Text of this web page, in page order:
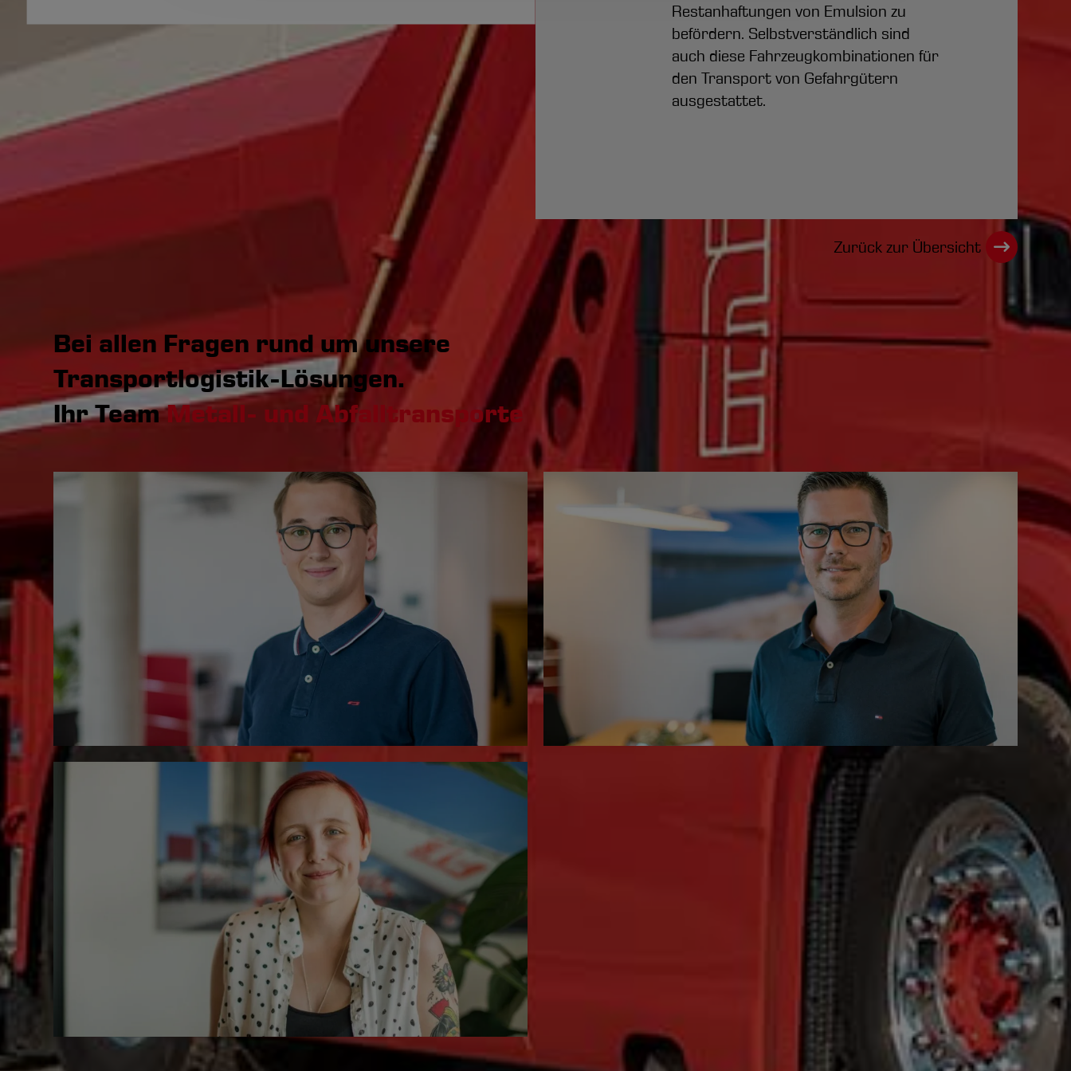
Restanhaftungen von Emulsion zu
befördern. Selbstverständlich sind
auch diese Fahrzeugkombinationen für
den Transport von Gefahrgütern
ausgestattet.
Zurück zur Übersicht
Bei allen Fragen rund um unsere
Transportlogistik-Lösungen.
Ihr TeamMetall- und Abfalltransporte
+49.6435.9621.37
+49.6435.9621.35
Visitenkarte speichern (vCard)
+49.6435.9621.38
Visitenkarte speichern (vCard)